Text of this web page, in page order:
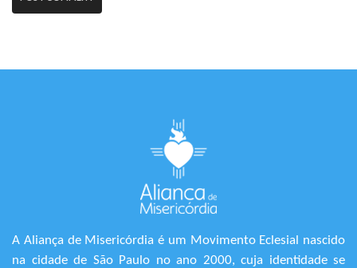
A Aliança de Misericórdia é um Movimento Eclesial nascido
na cidade de São Paulo no ano 2000, cuja identidade se